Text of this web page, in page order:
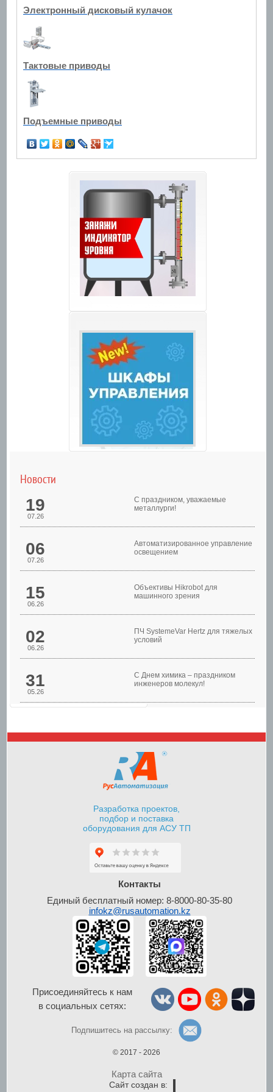
Электронный дисковый кулачок
Тактовые приводы
Подъемные приводы
Шкафы управления
Шкафы контроля и
Шкафы управления
Новости
19
07.26
С праздником, уважаемые
металлурги!
06
07.26
Автоматизированное управление
освещением
15
06.26
Объективы Hikrobot для
машинного зрения
02
06.26
ПЧ SystemeVar Hertz для тяжелых
условий
31
05.26
С Днем химика – праздником
инженеров молекул!
Разработка проектов,
подбор и поставка
оборудования для АСУ ТП
Контакты
Единый бесплатный номер: 8-8000-80-35-80
infokz@rusautomation.kz
Присоединяйтесь к нам
в социальных сетях:
Подпишитесь на рассылку:
© 2017 - 2026
Карта сайта
Сайт создан в: